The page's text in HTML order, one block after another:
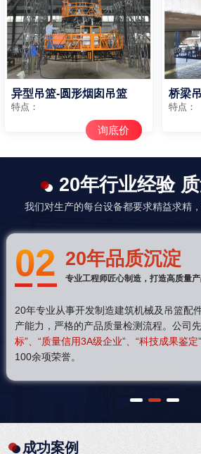
异型吊篮-圆形烟囱吊篮
特点：
询底价
桥梁
特点：
20年行业经验
我们对生产的每台设备都要求精益求精
02 20年品质沉淀
专业工程师匠心制造，打造高质量
20年专业从事开发制造建筑机械及吊篮配
产能力，严格的产品质量检测流程。公司
标”、“质量信用3A级企业”、“科技成果鉴定
100余项荣誉。
1 2 3
成功案例